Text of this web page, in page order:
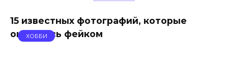
15 известных фотографий, которые
оказались фейком
ХОББИ